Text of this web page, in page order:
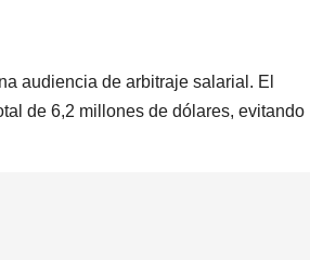
audiencia de arbitraje salarial. El
de 6,2 millones de dólares, evitando